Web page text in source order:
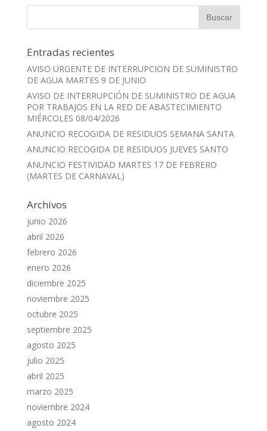
Entradas recientes
AVISO URGENTE DE INTERRUPCION DE SUMINISTRO
DE AGUA MARTES 9 DE JUNIO
AVISO DE INTERRUPCIÓN DE SUMINISTRO DE AGUA
POR TRABAJOS EN LA RED DE ABASTECIMIENTO
MIÉRCOLES 08/04/2026
ANUNCIO RECOGIDA DE RESIDUOS SEMANA SANTA
ANUNCIO RECOGIDA DE RESIDUOS JUEVES SANTO
ANUNCIO FESTIVIDAD MARTES 17 DE FEBRERO
(MARTES DE CARNAVAL)
Archivos
junio 2026
abril 2026
febrero 2026
enero 2026
diciembre 2025
noviembre 2025
octubre 2025
septiembre 2025
agosto 2025
julio 2025
abril 2025
marzo 2025
noviembre 2024
agosto 2024